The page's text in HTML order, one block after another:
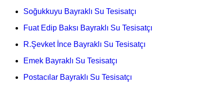
Soğukkuyu Bayraklı Su Tesisatçı
Fuat Edip Baksı Bayraklı Su Tesisatçı
R.Şevket İnce Bayraklı Su Tesisatçı
Emek Bayraklı Su Tesisatçı
Postacılar Bayraklı Su Tesisatçı